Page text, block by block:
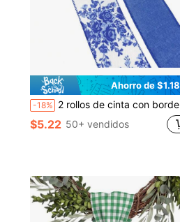
Ahorro de $1.18
-18% 2 rollos de cinta con borde de alambre con estampado floral azul y blanco, cinta de estilo chino vintage con flores de peonía, adecuada para envolver regalos, decoración de bodas, hacer lazos, decoración navideña, regalos navideños para el hogar, decoración navideña
$5.22 50+ vendidos